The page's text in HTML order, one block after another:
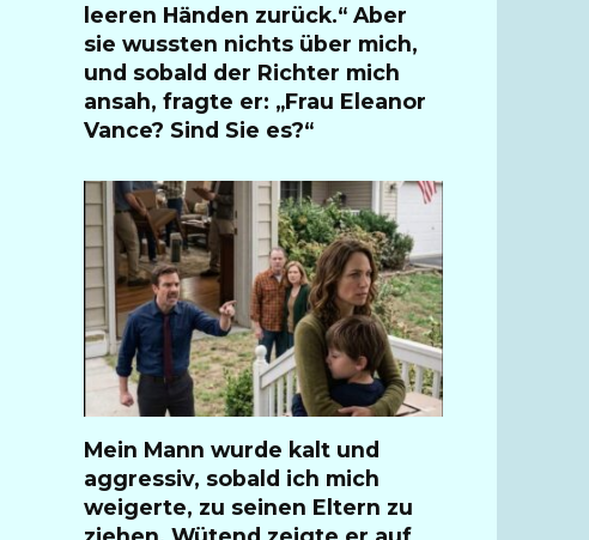
leeren Händen zurück.“ Aber
sie wussten nichts über mich,
und sobald der Richter mich
ansah, fragte er: „Frau Eleanor
Vance? Sind Sie es?“
Mein Mann wurde kalt und
aggressiv, sobald ich mich
weigerte, zu seinen Eltern zu